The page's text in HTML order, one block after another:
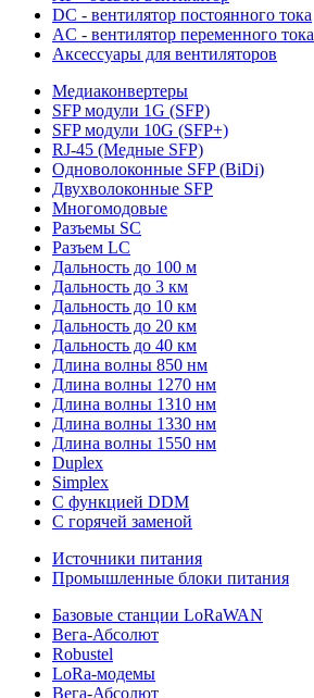
DC - вентилятор постоянного тока
AC - вентилятор переменного тока
Аксессуары для вентиляторов
Медиаконвертеры
SFP модули 1G (SFP)
SFP модули 10G (SFP+)
RJ-45 (Медные SFP)
Одноволоконные SFP (BiDi)
Двухволоконные SFP
Многомодовые
Разъемы SC
Разъем LC
Дальность до 100 м
Дальность до 3 км
Дальность до 10 км
Дальность до 20 км
Дальность до 40 км
Длина волны 850 нм
Длина волны 1270 нм
Длина волны 1310 нм
Длина волны 1330 нм
Длина волны 1550 нм
Duplex
Simplex
С функцией DDM
С горячей заменой
Источники питания
Промышленные блоки питания
Базовые станции LoRaWAN
Вега-Абсолют
Robustel
LoRa-модемы
Вега-Абсолют